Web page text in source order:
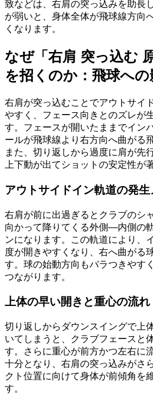
致などは、右肩の突っ込みを助長
が弱いと、身体全体が飛球線方向
くなります。
なぜ「右肩 突っ込む
を招くのか：飛球へ
右肩が突っ込むことでアウトサイ
やすく、フェース向きとのズレが
す。フェースが開いたままでイン
ールが飛球線より右方向へ曲がる
また、切り返しから過度に肩が先
上下動が出てショットの安定性が
アウトサイドイン軌道の発
右肩が前に出過ぎるとクラブのシ
向かって降りてくる外側―内側の
ンになります。この軌道により、
度が開きやすくなり、右へ曲がる
す。球の始動方向もバラつきやす
つながります。
上体の早い開きと重心の流れ
切り返しからダウンスイングで上
いてしまうと、クラブフェースと
す。さらに重心が前方かつ左右に
十分となり、右肩の突っ込みがさ
クト位置に向けて身体が前傾角を
す。